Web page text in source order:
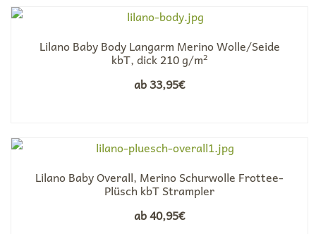
Lilano Baby Body Langarm Merino Wolle/Seide
kbT, dick 210 g/m²
ab33,95€
Lilano Baby Overall, Merino Schurwolle Frottee-
Plüsch kbT Strampler
ab40,95€